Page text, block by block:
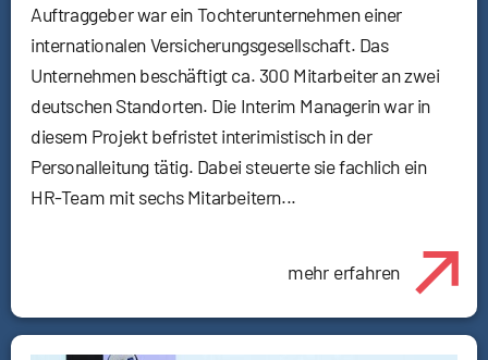
Auftraggeber war ein Tochterunternehmen einer
internationalen Versicherungsgesellschaft. Das
Unternehmen beschäftigt ca. 300 Mitarbeiter an zwei
deutschen Standorten. Die Interim Managerin war in
diesem Projekt befristet interimistisch in der
Personalleitung tätig. Dabei steuerte sie fachlich ein
HR-Team mit sechs Mitarbeitern...
mehr erfahren